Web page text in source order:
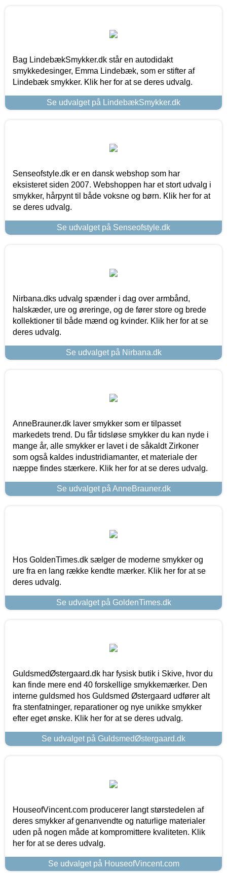
Bag LindebækSmykker.dk står en autodidakt
smykkedesinger, Emma Lindebæk, som er stifter af
Lindebæk smykker. Klik her for at se deres udvalg.
Se udvalget på LindebækSmykker.dk
Senseofstyle.dk er en dansk webshop som har
eksisteret siden 2007. Webshoppen har et stort udvalg i
smykker, hårpynt til både voksne og børn. Klik her for at
se deres udvalg.
Se udvalget på Senseofstyle.dk
Nirbana.dks udvalg spænder i dag over armbånd,
halskæder, ure og øreringe, og de fører store og brede
kollektioner til både mænd og kvinder. Klik her for at se
deres udvalg.
Se udvalget på Nirbana.dk
AnneBrauner.dk laver smykker som er tilpasset
markedets trend. Du får tidsløse smykker du kan nyde i
mange år, alle smykker er lavet i de såkaldt Zirkoner
som også kaldes industridiamanter, et materiale der
næppe findes stærkere. Klik her for at se deres udvalg.
Se udvalget på AnneBrauner.dk
Hos GoldenTimes.dk sælger de moderne smykker og
ure fra en lang række kendte mærker. Klik her for at se
deres udvalg.
Se udvalget på GoldenTimes.dk
GuldsmedØstergaard.dk har fysisk butik i Skive, hvor du
kan finde mere end 40 forskellige smykkemærker. Den
interne guldsmed hos Guldsmed Østergaard udfører alt
fra stenfatninger, reparationer og nye unikke smykker
efter eget ønske. Klik her for at se deres udvalg.
Se udvalget på GuldsmedØstergaard.dk
HouseofVincent.com producerer langt størstedelen af
deres smykker af genanvendte og naturlige materialer
uden på nogen måde at kompromittere kvaliteten. Klik
her for at se deres udvalg.
Se udvalget på HouseofVincent.com